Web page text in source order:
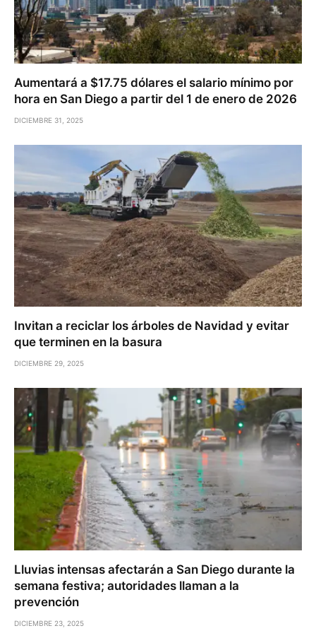
Aumentará a $17.75 dólares el salario mínimo por
hora en San Diego a partir del 1 de enero de 2026
DICIEMBRE 31, 2025
Invitan a reciclar los árboles de Navidad y evitar
que terminen en la basura
DICIEMBRE 29, 2025
Lluvias intensas afectarán a San Diego durante la
semana festiva; autoridades llaman a la
prevención
DICIEMBRE 23, 2025